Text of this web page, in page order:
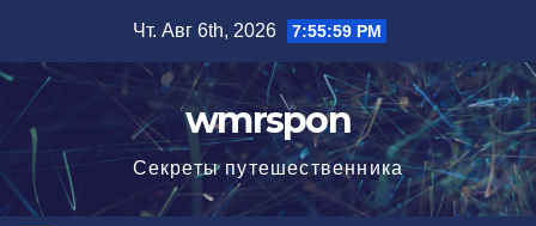
содержимому
Чт. Авг 6th, 2026 7:56:00 PM
wmrspon
Секреты путешественника